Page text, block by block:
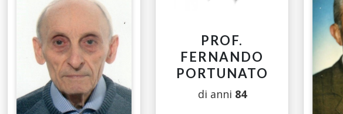
PROF.
FERNANDO
PORTUNATO
di anni 84